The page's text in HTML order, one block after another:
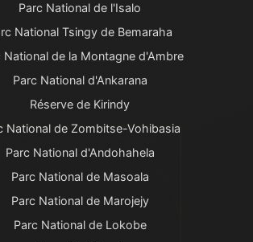
Parc National de l'Isalo
National Tsingy de Bemaraha
National de la Montagne d'Ambre
Parc National d'Ankarana
Réserve de Kirindy
National de Zombitse-Vohibasia
Parc National d'Andohahela
Parc National de Masoala
Parc National de Marojejy
Parc National de Lokobe